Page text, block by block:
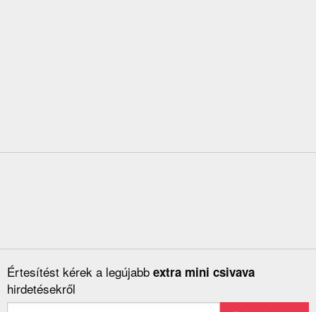
Értesítést kérek a legújabb extra mini csivava
hirdetésekről